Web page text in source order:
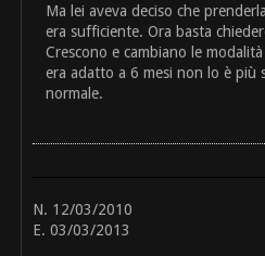
Ma lei aveva deciso che
era sufficiente. Ora basta
Crescono e cambiano le
era adatto a 6 mesi non lo è più
normale.
N. 12/03/2010
E. 03/03/2013